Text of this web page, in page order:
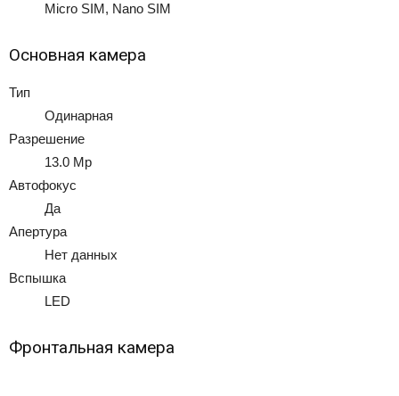
Micro SIM, Nano SIM
Основная камера
Тип
Одинарная
Разрешение
13.0 Mp
Автофокус
Да
Апертура
Нет данных
Вспышка
LED
Фронтальная камера